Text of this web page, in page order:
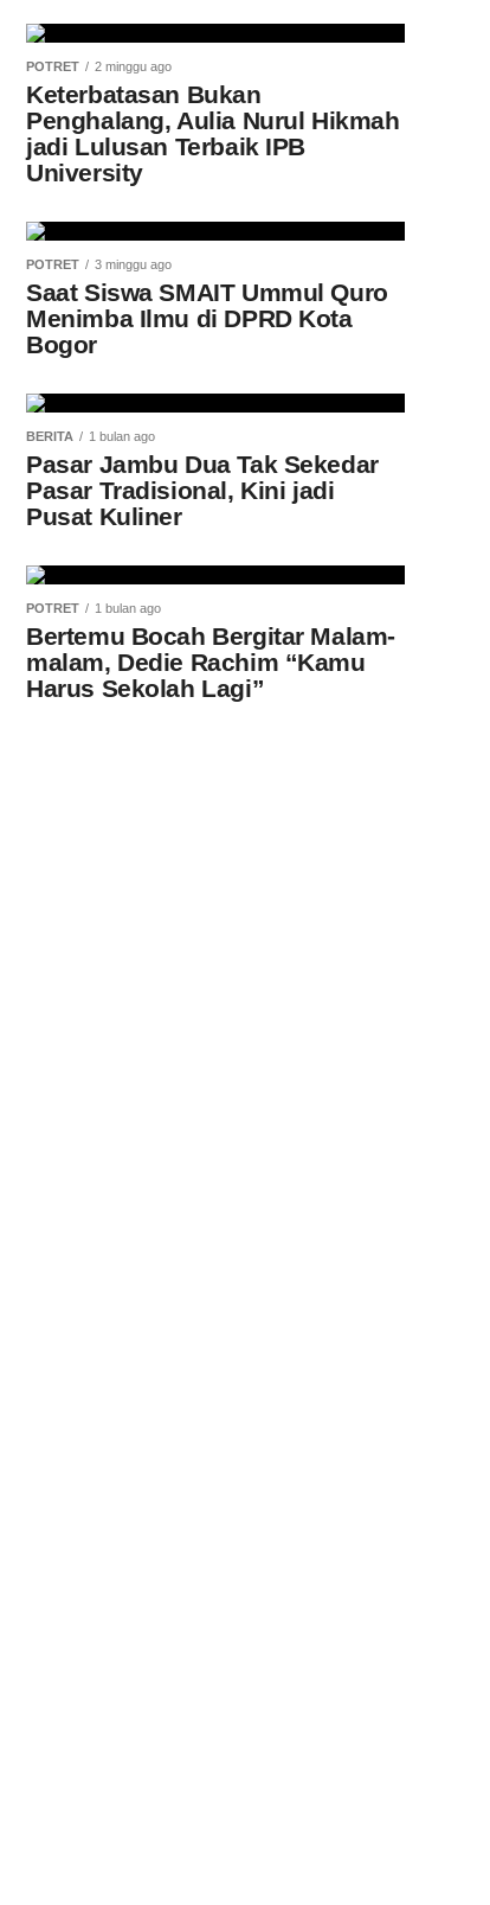
POTRET 2 minggu ago
Keterbatasan Bukan
Penghalang, Aulia Nurul Hikmah
jadi Lulusan Terbaik IPB
University
POTRET 3 minggu ago
Saat Siswa SMAIT Ummul Quro
Menimba Ilmu di DPRD Kota
Bogor
BERITA 1 bulan ago
Pasar Jambu Dua Tak Sekedar
Pasar Tradisional, Kini jadi
Pusat Kuliner
POTRET 1 bulan ago
Bertemu Bocah Bergitar Malam-
malam, Dedie Rachim “Kamu
Harus Sekolah Lagi”